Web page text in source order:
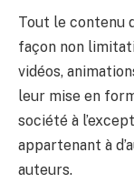
Tout le contenu
façon non
vidéos,
leur mise en
société à
appartenant à
auteurs.